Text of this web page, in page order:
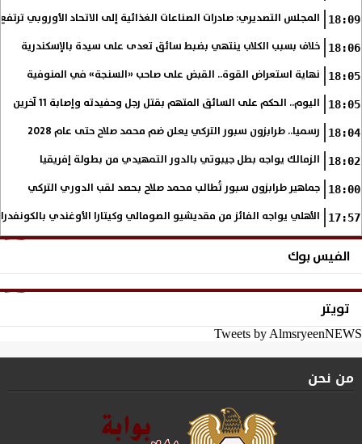
18:09 المجلس التصديري: صادرات الصناعات الغذائية إلى الاتحاد الأوروبي ترتفع 15.4% خلال النصف الأول من
18:06 خلاف بسبب الكلاب ينتهي بضبط سائق تعدى على سيدة بالإسكندرية
18:05 نهاية استعراض القوة.. القبض على صاحب «السنجة» في المنوفية
18:05 اليوم.. الحكم على السائق المتهم بقتل رجل وحفيدته وإصابة 11 آخرين
18:04 رسميا.. طرابزون سبور التركي يعلن ضم محمد صلاح حتى عام 2028
18:02 الزمالك يواجه بطل جيبوتي بالدور التمهيدي من بطولة إفريقيا
18:00 جماهير طرابزون سبور تُطالب محمد صلاح بحصد لقب الدوري التركي
17:57 الأهلي يواجه الفائز من مقديشيو الصومالي وكيتارا الأوغندي
الفيس بوك
تويتر
Tweets by AlmsryeenNEWS
من نحن